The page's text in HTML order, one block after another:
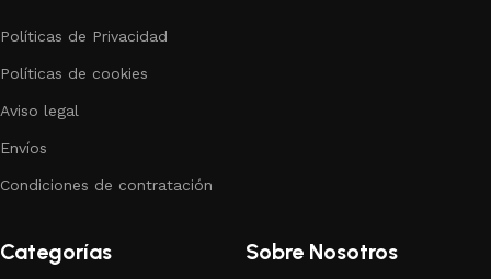
Políticas de Privacidad
Políticas de cookies
Aviso legal
Envíos
Condiciones de contratación
Categorías Sobre Nosotros